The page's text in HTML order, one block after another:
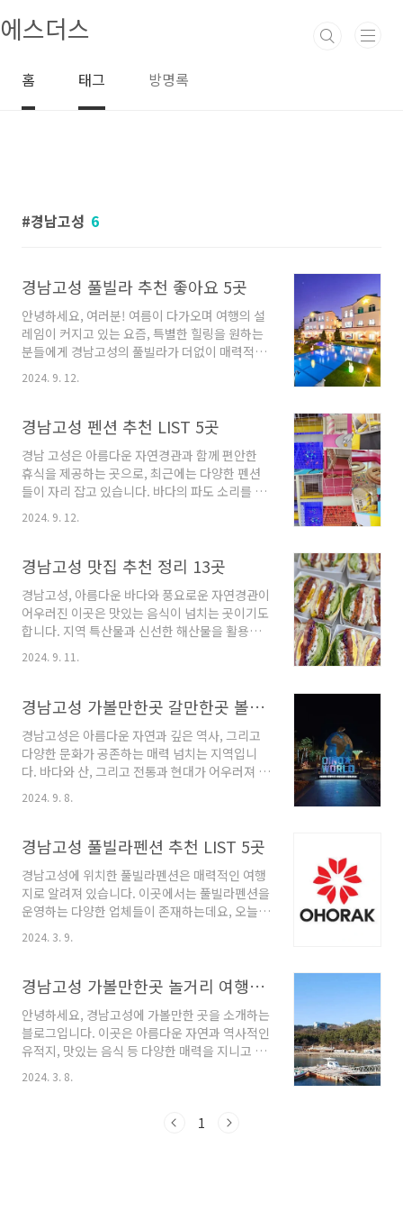
에스더스
홈 태그 방명록
경남고성 6
경남고성 풀빌라 추천 좋아요 5곳
안녕하세요, 여러분! 여름이 다가오며 여행의 설
레임이 커지고 있는 요즘, 특별한 힐링을 원하는
분들에게 경남고성의 풀빌라가 더없이 매력적인
선택이 될 것 같습니다. 자연의 아름다움 속에서
편안하게 쉴 수 있는 공간들이 많아, 친구나 가족
이죠. 오늘은 경남고성에서 꼭 가봐야 할 여러 풀
영장에서의 여유로운 시간과 함께 특별한 추억을
만들어보세요!경남고성 풀빌라 5곳 안내 1. 아
스트로풀빌라 안내주소 : 경남 통영시 용남면 연
기길 170 아스트로펜션펜션 경남 고성의 아스
조화를 이루는 특별한 환경으로, 방문객들에게
해외 여행지에 ..
2024. 9. 12.
경남고성 펜션 추천 LIST 5곳
경남 고성은 아름다운 자연경관과 함께 편안한
휴식을 제공하는 곳으로, 최근에는 다양한 펜션
들이 자리 잡고 있습니다. 바다의 파도 소리를 들
으며, 푸른 산과 맑은 하늘을 배경으로 여유로운
시간을 보낼 수 있는 이곳은 주말 getaway의 최
들 수 있는 펜션 몇 곳을 소개해드리겠습니다. 각
간을 만끽해보세요!경남고성 펜션 5곳 정보 1.
모크키즈풀빌라 정보주소 : 경남 고성군 대가면
송계1길 169-23펜션 경남 고성군 대가면에 위
치한 모크 키즈풀빌라는 아름다운 자연 속에서
늑함과 청결함을 모두 갖추고 있어 가족 단위 방
문객들..
2024. 9. 12.
경남고성 맛집 추천 정리 13곳
경남고성, 아름다운 바다와 풍요로운 자연경관이
어우러진 이곳은 맛있는 음식이 넘치는 곳이기도
합니다. 지역 특산물과 신선한 해산물을 활용한
다양한 식당들이 즐비해 있어, 미식가들의 발걸
음을 사로잡고 있습니다. 오늘은 고성의 맛집들
들어줄 곳들을 만나보도록 하겠습니다. 각기 다
른 매력을 가진 이들 맛집에서 특별한 맛의 경험
을 찾아보세요!경남고성 맛집 13곳 추천 1. 브레
드045 추천주소 : 경남 고성군 고성읍 중앙로25
번길 58 마3동 106호베이커리 브레드045는 경
남 고성군 고성읍 중앙로에 위치한 빵집으로, 매
농 밀가루와 통밀, 호밀 등을 활용한 건강한 빵을
만..
2024. 9. 11.
경남고성 가볼만한곳 갈만한곳 볼거리 추천해요
경남고성은 아름다운 자연과 깊은 역사, 그리고
다양한 문화가 공존하는 매력 넘치는 지역입니
다. 바다와 산, 그리고 전통과 현대가 어우러져 있
합니다. 이번 포스트에서는 경남고성에서 가볼
다. 가족, 친구, 연인과 함께 즐거운 추억을 쌓을
수 있는 곳들이니, 함께 알아보시죠!경남고성 가
볼만한곳 8곳 소개 1. 당항포관광지 소개주소 :
경남 고성군 회화면 당항만로 1116 당항포관광
지테마파크 당항포관광지는 경남 고성군 회화면
에 위치한 역사적이며 다채로운 관광지입니다.
려져 있습니다. 관광지 내에는 당항포해전관, 자
연사박물관, ..
2024. 9. 8.
경남고성 풀빌라펜션 추천 LIST 5곳
경남고성에 위치한 풀빌라펜션은 매력적인 여행
지로 알려져 있습니다. 이곳에서는 풀빌라펜션을
운영하는 다양한 업체들이 존재하는데요, 오늘은
소로 유명한 몇 곳을 소개해드리려고 합니다. 함
누릴 수 있는 풀빌라펜션을 만나보세요. 경남고
성 풀빌라펜션 5곳 추천 1. 오호락펜션 추천 주소
: 경남 고성군 동해면 동해로 1016-14 펜션 고성
에 위치한 오호락펜션은 경남 고성군 동해면 동
해로 1016-14에 위치해 있습니다. 펜션에는 각
각의 객실에 전용 주차장이 마련되어 있어 편리
이용이 가능합니다. 오호락펜션에서는 바베큐를
2024. 3. 9.
경남고성 가볼만한곳 놀거리 여행지 장소
안녕하세요, 경남고성에 가볼만한 곳을 소개하는
블로그입니다. 이곳은 아름다운 자연과 역사적인
유적지, 맛있는 음식 등 다양한 매력을 지니고 있
습니다. 오늘은 여러분들께 경남고성에서 꼭 방
문해보아야 할 몇 가지 장소를 소개해드리겠습니
만한곳 7곳 정보 1. 상족암유람선 정보 주소 : 경
2024. 3. 8.
1